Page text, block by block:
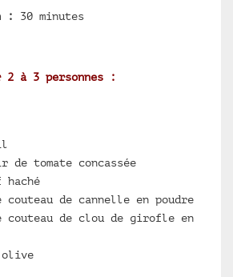
: 30 minutes
2 à 3 personnes :
de tomate concassée
haché
couteau de cannelle en poudre
couteau de clou de girofle en